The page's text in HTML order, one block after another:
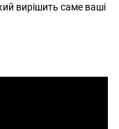
вирішить саме ваші